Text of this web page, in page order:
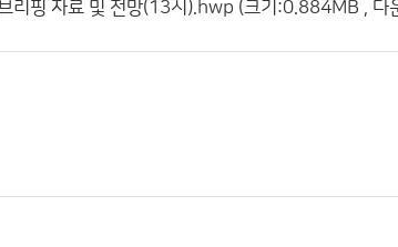
리핑 자료 및 전망(13시).hwp (크기:0.884MB , 다